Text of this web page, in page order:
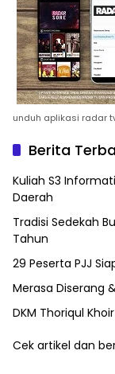
unduh aplikasi radar
Berita
Kuliah S3
Daerah
Tradisi Sedekah
Tahun
29 Peserta PJJ
Merasa Diserang
DKM Thoriqul
Cek artikel dan